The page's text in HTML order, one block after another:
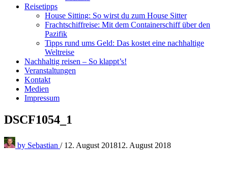
Reisetipps
House Sitting: So wirst du zum House Sitter
Frachtschiffreise: Mit dem Containerschiff über den
Pazifik
Tipps rund ums Geld: Das kostet eine nachhaltige
Weltreise
Nachhaltig reisen – So klappt’s!
Veranstaltungen
Kontakt
Medien
Impressum
DSCF1054_1
by Sebastian / 12. August 201812. August 2018